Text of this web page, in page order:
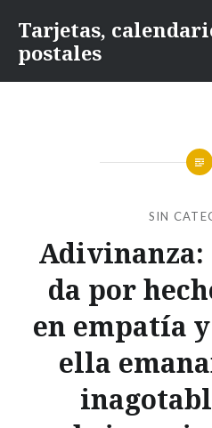
contenido
Tarjetas,
postales
SIN
Adivinanza:
da por
en empatía
ella